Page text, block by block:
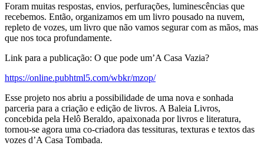
Foram muitas respostas, envios, perfurações, luminescências que
recebemos. Então, organizamos em um livro pousado na nuvem,
repleto de vozes, um livro que não vamos segurar com as mãos, mas
que nos toca profundamente.
Link para a publicação: O que pode um’A Casa Vazia?
https://online.pubhtml5.com/wbkr/mzop/
Esse projeto nos abriu a possibilidade de uma nova e sonhada
parceria para a criação e edição de livros. A Baleia Livros,
concebida pela Helô Beraldo, apaixonada por livros e literatura,
tornou-se agora uma co-criadora das tessituras, texturas e textos das
vozes d’A Casa Tombada.